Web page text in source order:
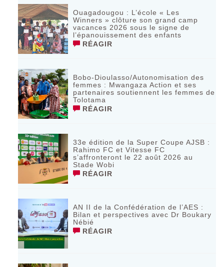
Ouagadougou : L’école « Les
Winners » clôture son grand camp
vacances 2026 sous le signe de
l’épanouissement des enfants
RÉAGIR
Bobo-Dioulasso/Autonomisation des
femmes : Mwangaza Action et ses
partenaires soutiennent les femmes de
Tolotama
RÉAGIR
33e édition de la Super Coupe AJSB :
Rahimo FC et Vitesse FC
s’affronteront le 22 août 2026 au
Stade Wobi
RÉAGIR
AN II de la Confédération de l’AES :
Bilan et perspectives avec Dr Boukary
Nébié
RÉAGIR